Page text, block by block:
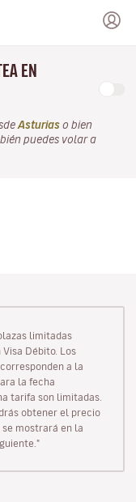
EN
Asturias o bien
puedes volar a
limitadas
Débito. Los
a la
la fecha
tarifa son limitadas.
obtener el precio
mostrará en la